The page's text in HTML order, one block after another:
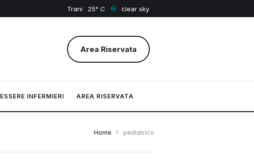
Trani 25 clear sky
Area Riservata
ESSERE INFERMIERI AREA RISERVATA
Home pediatrico